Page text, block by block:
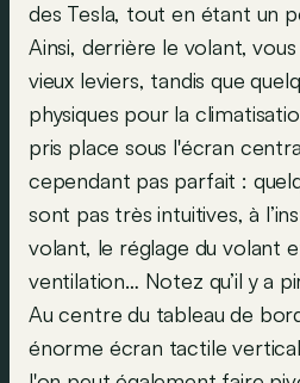
des Tesla, tout en étant un
Ainsi, derrière le volant,
vieux leviers, tandis que
physiques pour la
pris place sous l'écran
cependant pas parfait :
sont pas très intuitives, à
volant, le réglage du volant
ventilation… Notez qu’il y a
Au centre du tableau de
énorme écran tactile vertical